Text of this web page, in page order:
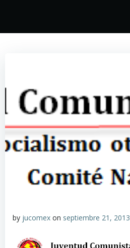
by jucomex on septiembre 21, 2013